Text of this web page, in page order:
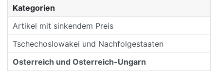
Kategorien
Artikel mit sinkendem Preis
Tschechoslowakei und Nachfolgestaaten
Osterreich und Osterreich-Ungarn